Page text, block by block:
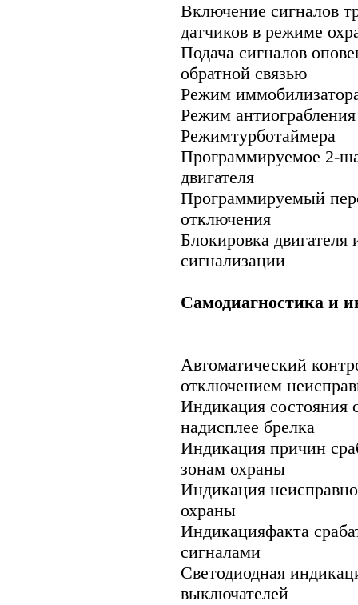
Включение сигналов
датчиков в режиме
Подача сигналов
обратной связью
Режим
Режим антиограбления
Режимтурботаймера
Программируемое 2-
двигателя
Программируемый
отключения
Блокировка
сигнализации
Самодиагностика и
Автоматический
отключением
Индикация состояния
надисплее брелка
Индикация причин
зонам охраны
Индикация
охраны
Индикацияфакта
сигналами
Светодиодная
выключателей